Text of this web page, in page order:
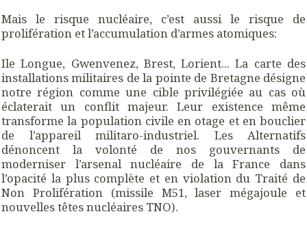
Mais le risque nucléaire, c’est aussi le risque de
prolifération et l’accumulation d’armes atomiques:
Ile Longue, Gwenvenez, Brest, Lorient... La carte des
installations militaires de la pointe de Bretagne désigne
notre région comme une cible privilégiée au cas où
éclaterait un conflit majeur. Leur existence même
transforme la population civile en otage et en bouclier
de l’appareil militaro-industriel. Les Alternatifs
dénoncent la volonté de nos gouvernants de
moderniser l’arsenal nucléaire de la France dans
l’opacité la plus complète et en violation du Traité de
Non Prolifération (missile M51, laser mégajoule et
nouvelles têtes nucléaires TNO).